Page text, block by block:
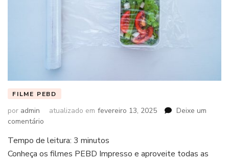
FILME PEBD
por admin atualizado em fevereiro 13, 2025
Deixe um
comentário
Tempo de leitura: 3 minutos
Conheça os filmes PEBD Impresso e aproveite todas as